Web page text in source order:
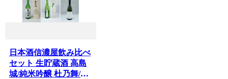
日本酒信濃屋飲み比べ
セット 生貯蔵酒 高島
城/純米吟醸 杜乃舞/真